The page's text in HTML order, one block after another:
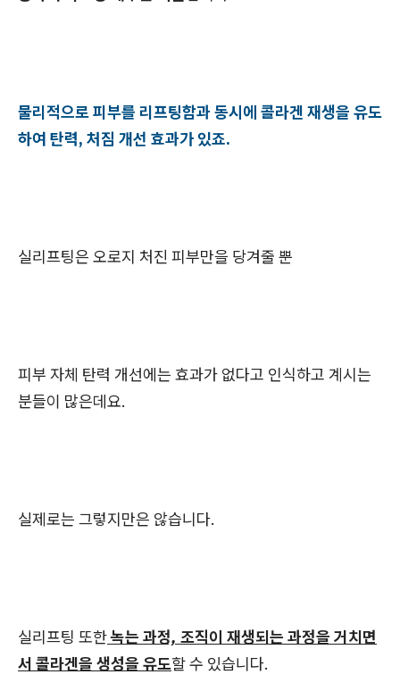
물리적으로 피부를 리프팅함과 동시에 콜라겐 재생을 유도
하여 탄력, 처짐 개선 효과가 있죠.
실리프팅은 오로지 처진 피부만을 당겨줄 뿐
피부 자체 탄력 개선에는 효과가 없다고 인식하고 계시는
분들이 많은데요.
실제로는 그렇지만은 않습니다.
실리프팅 또한녹는 과정, 조직이 재생되는 과정을 거치면
서 콜라겐을 생성을 유도할 수 있습니다.